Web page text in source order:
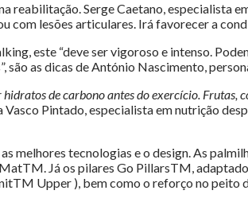
reabilitação. Serge Caetano, especialista
com lesões articulares. Irá favorecer a
este “deve ser vigoroso e intenso.
são as dicas de António Nascimento,
de carbono antes do exercício.
Vasco Pintado, especialista em nutrição
melhores tecnologias e o design. As
Já os pilares Go PillarsTM,
Upper ), bem como o reforço no